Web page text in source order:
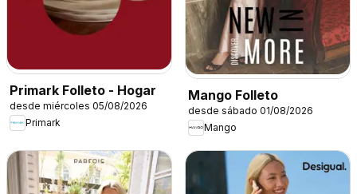
Primark Folleto - Hogar
desde miércoles 05/08/2026
Primark
Mango Folleto
desde sábado 01/08/2026
Mango